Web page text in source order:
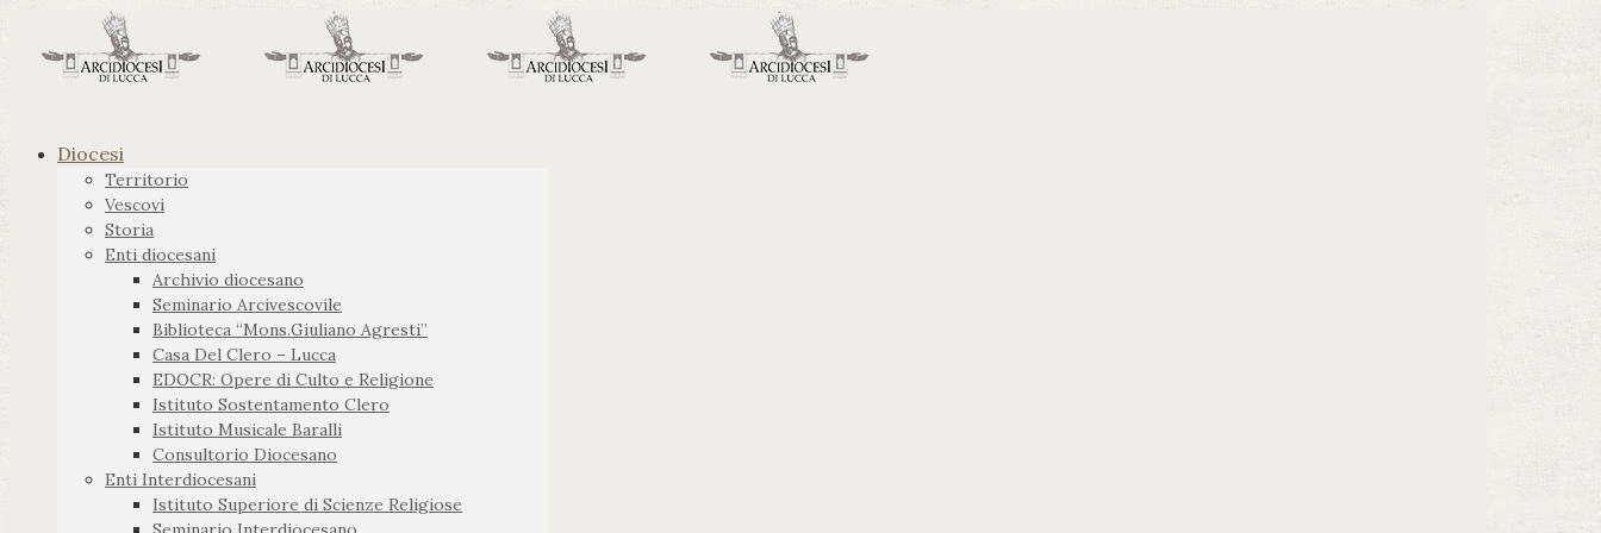
Diocesi
Territorio
Vescovi
Storia
Enti diocesani
Archivio diocesano
Seminario Arcivescovile
Biblioteca “Mons.Giuliano Agresti”
Casa Del Clero – Lucca
EDOCR: Opere di Culto e Religione
Istituto Sostentamento Clero
Istituto Musicale Baralli
Consultorio Diocesano
Enti Interdiocesani
Istituto Superiore di Scienze Religiose